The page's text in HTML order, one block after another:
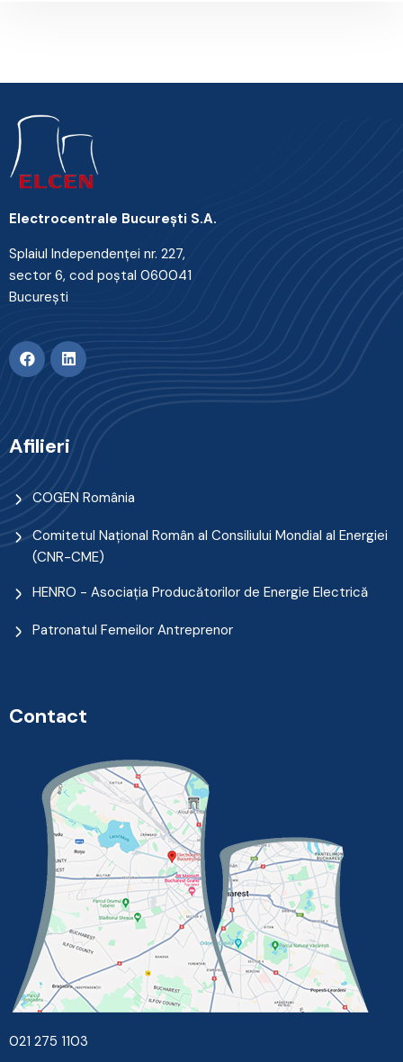
Electrocentrale Bucureşti S.A.
Splaiul Independenţei nr. 227,
sector 6, cod poştal 060041
Bucureşti
Afilieri
COGEN România
Comitetul Naţional Român al Consiliului Mondial al Energiei
(CNR-CME)
HENRO - Asociația Producătorilor de Energie Electrică
Patronatul Femeilor Antreprenor
Contact
021 275 1103